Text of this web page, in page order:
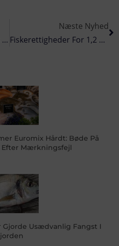
Thy-Pige Fører Familiens Fiske-Tradition Videre
Næste Nyhed
Fiskerettigheder For 1,2 Mia. Kroner Og Landinger På 40.000 Tons Er Forsvundet For Altid
Euromix Hårdt: Bøde På
Efter Mærkningsfejl
Gjorde Usædvanlig Fangst I